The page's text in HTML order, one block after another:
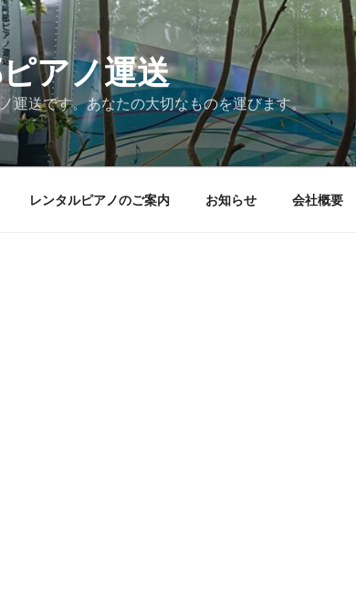
アノ運送
運送です。あなたの大切なものを運びます。
レンタルピアノのご案内 お知らせ 会社概要